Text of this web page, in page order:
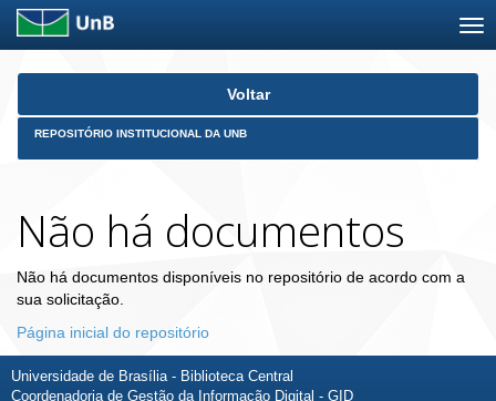
Skip
Voltar
REPOSITÓRIO INSTITUCIONAL DA UNB
Não há documentos
Não há documentos disponíveis no repositório de acordo com a
sua solicitação.
Página inicial do repositório
Universidade de Brasília - Biblioteca Central
Coordenadoria de Gestão da Informação Digital - GID